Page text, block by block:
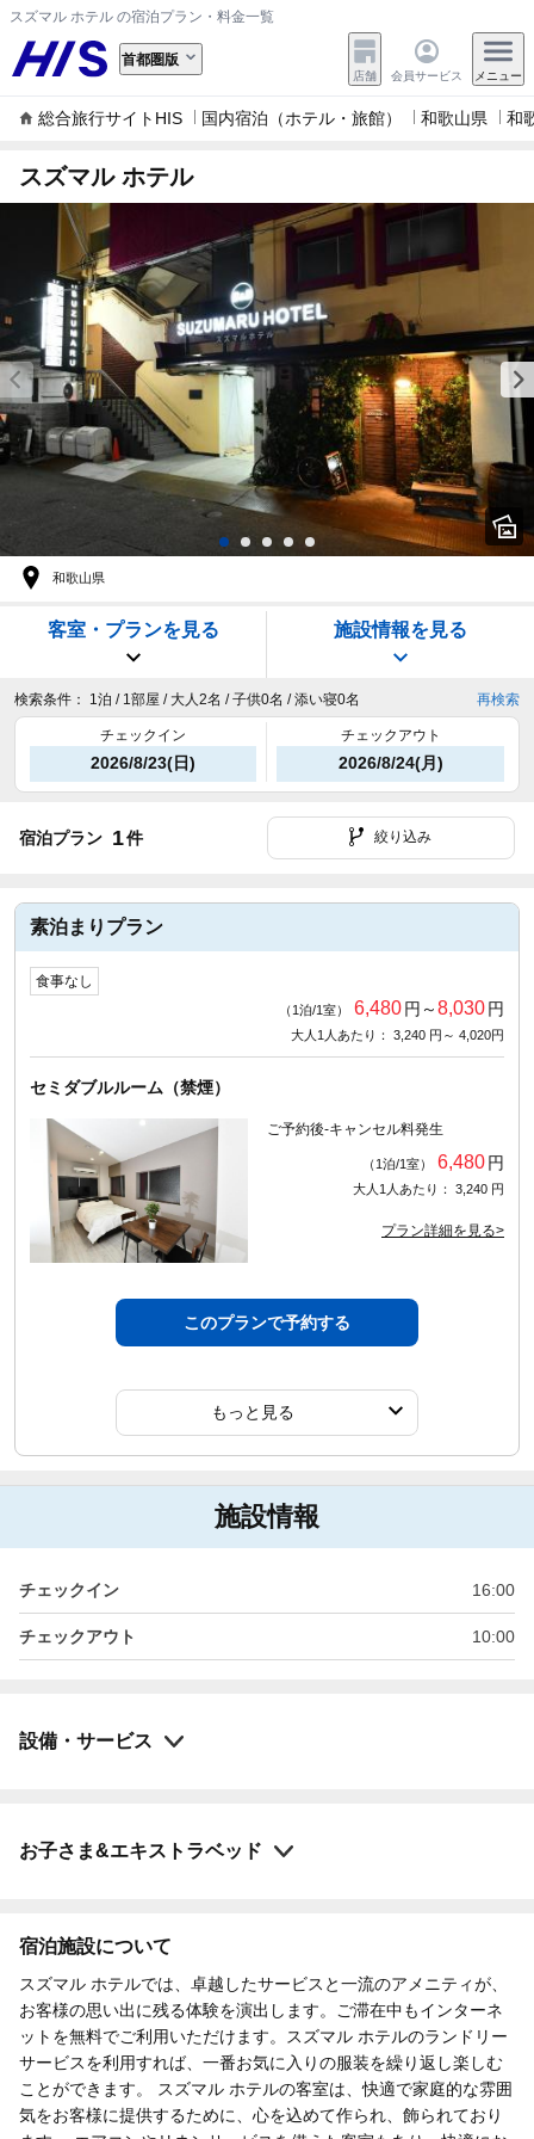
スズマル ホテル の宿泊プラン・料金一覧
首都圏版
店舗 会員サービス メニュー
総合旅行サイトHIS 国内宿泊（ホテル・旅館） 和歌山県 和
スズマル ホテル
和歌山県
客室・プランを見る 施設情報を見る
検索条件： 1泊 / 1部屋 / 大人2名 / 子供0名 / 添い寝0名 再検索
チェックイン
2026/8/23(日)
チェックアウト
2026/8/24(月)
宿泊プラン 1件 絞り込み
素泊まりプラン
食事なし
（1泊/1室） 6,480円～8,030円
大人1人あたり： 3,240 円～ 4,020円
セミダブルルーム（禁煙）
ご予約後-キャンセル料発生
（1泊/1室） 6,480円
大人1人あたり： 3,240 円
プラン詳細を見る>
このプランで予約する
もっと見る
施設情報
チェックイン 16:00
チェックアウト 10:00
設備・サービス
お子さま&エキストラベッド
宿泊施設について
スズマル ホテルでは、卓越したサービスと一流のアメニティが、
お客様の思い出に残る体験を演出します。ご滞在中もインターネ
ットを無料でご利用いただけます。スズマル ホテルのランドリー
サービスを利用すれば、一番お気に入りの服装を繰り返し楽しむ
ことができます。 スズマル ホテルの客室は、快適で家庭的な雰囲
気をお客様に提供するために、心を込めて作られ、飾られており